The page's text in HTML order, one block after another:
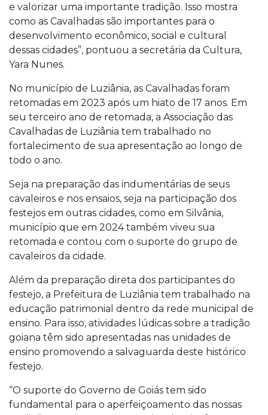
e valorizar uma importante tradição. Isso mostra
como as Cavalhadas são importantes para o
desenvolvimento econômico, social e cultural
dessas cidades”, pontuou a secretária da Cultura,
Yara Nunes.
No município de Luziânia, as Cavalhadas foram
retomadas em 2023 após um hiato de 17 anos. Em
seu terceiro ano de retomada, a Associação das
Cavalhadas de Luziânia tem trabalhado no
fortalecimento de sua apresentação ao longo de
todo o ano.
Seja na preparação das indumentárias de seus
cavaleiros e nos ensaios, seja na participação dos
festejos em outras cidades, como em Silvânia,
município que em 2024 também viveu sua
retomada e contou com o suporte do grupo de
cavaleiros da cidade.
Além da preparação direta dos participantes do
festejo, a Prefeitura de Luziânia tem trabalhado na
educação patrimonial dentro da rede municipal de
ensino. Para isso, atividades lúdicas sobre a tradição
goiana têm sido apresentadas nas unidades de
ensino promovendo a salvaguarda deste histórico
festejo.
“O suporte do Governo de Goiás tem sido
fundamental para o aperfeiçoamento das nossas